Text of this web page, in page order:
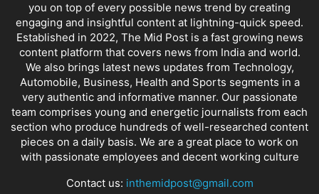
you on top of every possible news trend by creating
engaging and insightful content at lightning-quick speed.
Established in 2022, The Mid Post is a fast growing news
content platform that covers news from India and world.
We also brings latest news updates from Technology,
Automobile, Business, Health and Sports segments in a
very authentic and informative manner. Our passionate
team comprises young and energetic journalists from each
section who produce hundreds of well-researched content
pieces on a daily basis. We are a great place to work on
with passionate employees and decent working culture
Contact us: inthemidpost@gmail.com